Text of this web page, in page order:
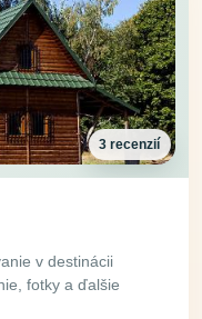
3 recenzií
v destinácii
fotky a ďalšie